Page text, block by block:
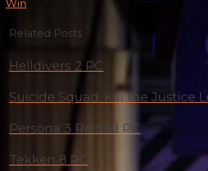
Win
Related Posts
Helldivers 2 PC
Suicide Squad: Kill the Justice
Persona 3 Reload PC
Tekken 8 PC